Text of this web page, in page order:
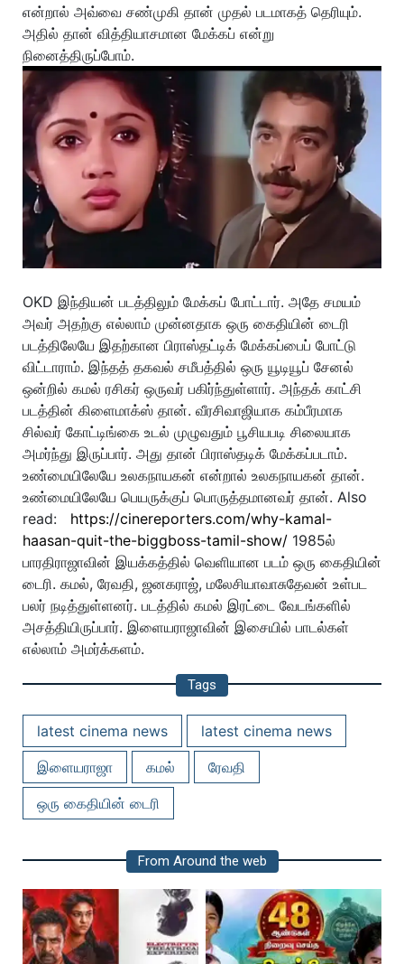
என்றால் அவ்வை சண்முகி தான் முதல் படமாகத் தெரியும்.
அதில் தான் வித்தியாசமான மேக்கப் என்று
நினைத்திருப்போம்.
OKD இந்தியன் படத்திலும் மேக்கப் போட்டார். அதே சமயம்
அவர் அதற்கு எல்லாம் முன்னதாக ஒரு கைதியின் டைரி
படத்திலேயே இதற்கான பிராஸ்தட்டிக் மேக்கப்பைப் போட்டு
விட்டாராம். இந்தத் தகவல் சமீபத்தில் ஒரு யூடியூப் சேனல்
ஒன்றில் கமல் ரசிகர் ஒருவர் பகிர்ந்துள்ளார். அந்தக் காட்சி
படத்தின் கிளைமாக்ஸ் தான். வீரசிவாஜியாக கம்பீரமாக
சில்வர் கோட்டிங்கை உடல் முழுவதும் பூசியபடி சிலையாக
அமர்ந்து இருப்பார். அது தான் பிராஸ்தடிக் மேக்கப்படாம்.
உண்மையிலேயே உலகநாயகன் என்றால் உலகநாயகன் தான்.
உண்மையிலேயே பெயருக்குப் பொருத்தமானவர் தான். Also
read: https://cinereporters.com/why-kamal-
haasan-quit-the-biggboss-tamil-show/ 1985ல்
பாரதிராஜாவின் இயக்கத்தில் வெளியான படம் ஒரு கைதியின்
டைரி. கமல், ரேவதி, ஜனகராஜ், மலேசியாவாசுதேவன் உள்பட
பலர் நடித்துள்ளனர். படத்தில் கமல் இரட்டை வேடங்களில்
அசத்தியிருப்பார். இளையராஜாவின் இசையில் பாடல்கள்
எல்லாம் அமர்க்களம்.
Tags
latest cinema news
latest cinema news
இளையராஜா
கமல்
ரேவதி
ஒரு கைதியின் டைரி
From Around the web